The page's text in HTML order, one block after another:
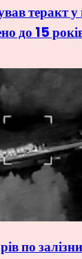
теракт
до 15
по